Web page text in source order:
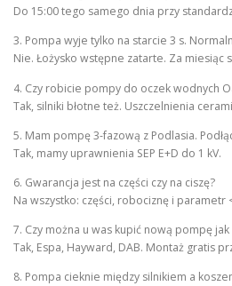
Do 15:00 tego samego dnia przy
3. Pompa wyje tylko na starcie 3 s.
Nie. Łożysko wstępne zatarte. Za miesiąc
4. Czy robicie pompy do oczek wodnych
Tak, silniki błotne też. Uszczelnienia
5. Mam pompę 3-fazową z Podlasia.
Tak, mamy uprawnienia SEP E+D do 1 kV.
6. Gwarancja jest na części czy na ciszę?
Na wszystko: części, robociznę i parametr
7. Czy można u was kupić nową pompę
Tak, Espa, Hayward, DAB. Montaż gratis
8. Pompa cieknie między silnikiem a